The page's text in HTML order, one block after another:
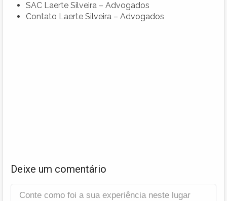
SAC Laerte Silveira – Advogados
Contato Laerte Silveira – Advogados
Deixe um comentário